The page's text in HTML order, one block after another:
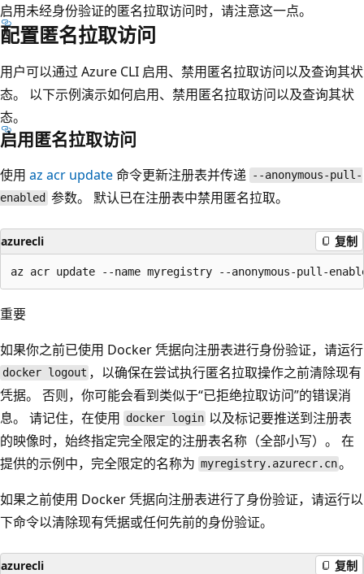
启用未经身份验证的匿名拉取访问时，请注意这一点。
配置匿名拉取访问
用户可以通过 Azure CLI 启用、禁用匿名拉取访问以及查询其状
态。 以下示例演示如何启用、禁用匿名拉取访问以及查询其状
态。
启用匿名拉取访问
使用 az acr update命令更新注册表并传递 --anonymous-pull-
enabled 参数。 默认已在注册表中禁用匿名拉取。
azurecli 复制
重要
如果你之前已使用 Docker 凭据向注册表进行身份验证，请运行
docker logout ，以确保在尝试执行匿名拉取操作之前清除现有
凭据。 否则，你可能会看到类似于“已拒绝拉取访问”的错误消
息。 请记住，在使用 docker login 以及标记要推送到注册表
的映像时，始终指定完全限定的注册表名称（全部小写）。 在
提供的示例中，完全限定的名称为 myregistry.azurecr.cn。
如果之前使用 Docker 凭据向注册表进行了身份验证，请运行以
下命令以清除现有凭据或任何先前的身份验证。
azurecli 复制